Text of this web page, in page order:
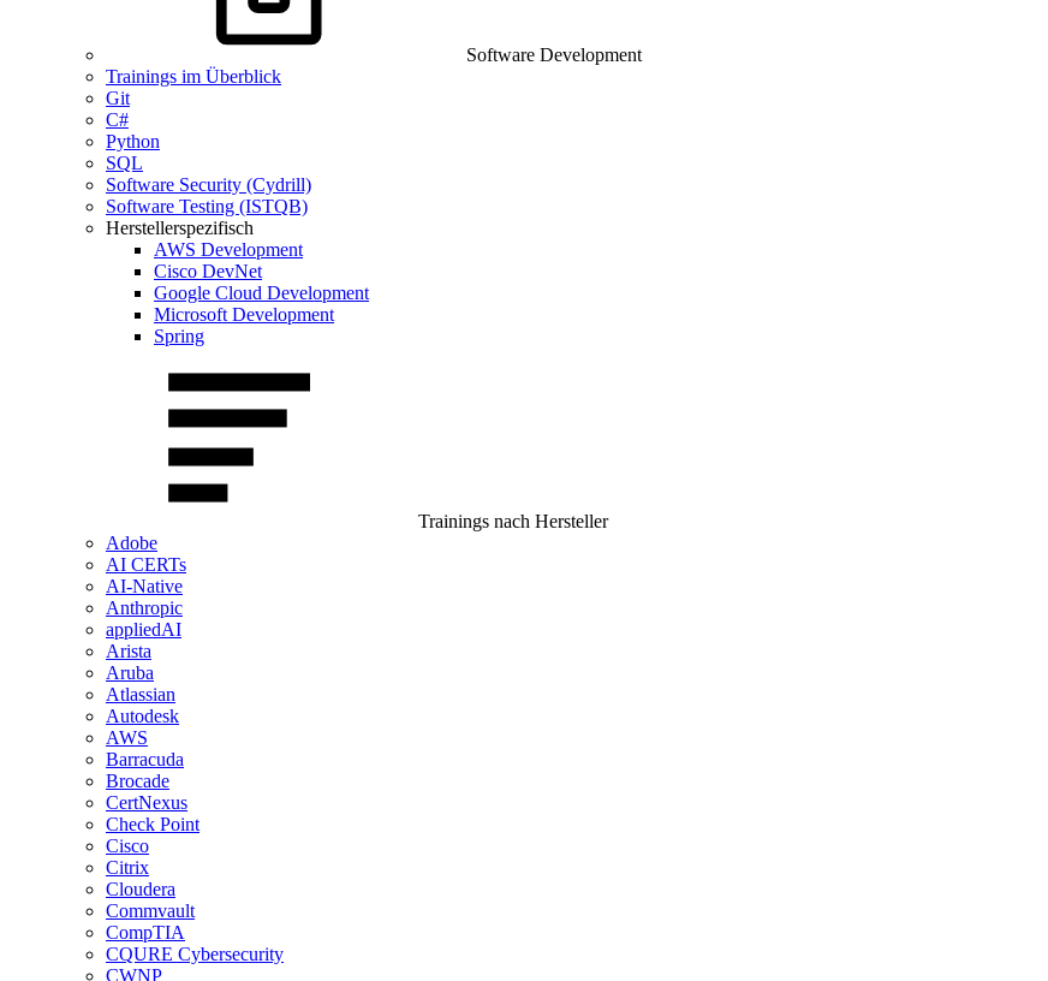
Software Development
Trainings im Überblick
Git
C#
Python
SQL
Software Security (Cydrill)
Software Testing (ISTQB)
Herstellerspezifisch
AWS Development
Cisco DevNet
Google Cloud Development
Microsoft Development
Spring
Trainings nach Hersteller
Adobe
AI CERTs
AI-Native
Anthropic
appliedAI
Arista
Aruba
Atlassian
Autodesk
AWS
Barracuda
Brocade
CertNexus
Check Point
Cisco
Citrix
Cloudera
Commvault
CompTIA
CQURE Cybersecurity
CWNP